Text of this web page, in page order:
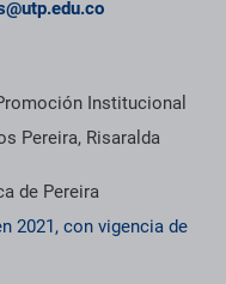
Institucional
Pereira, Risaralda
de Pereira
2021, con vigencia de